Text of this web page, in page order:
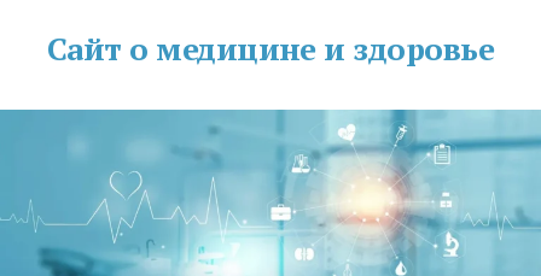
Сайт о медицине и здоровье